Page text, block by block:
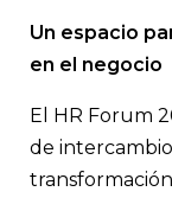
Un espacio
en el negocio
El HR Forum
de